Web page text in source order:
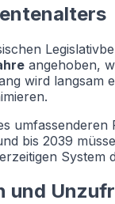
angehoben,
wird langsam
bis 2039
und